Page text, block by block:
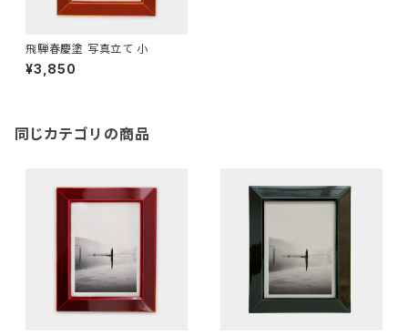
飛騨春慶塗 写真立て 小
¥3,850
同じカテゴリの商品